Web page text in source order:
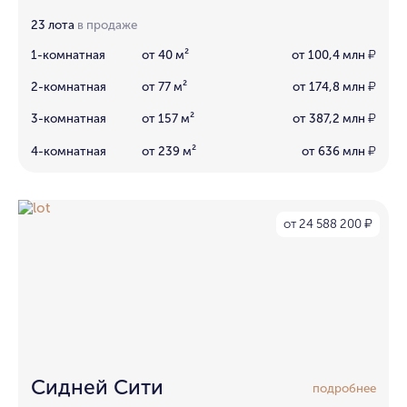
23 лота в продаже
1-комнатная от 40 м² от 100,4 млн ₽
2-комнатная от 77 м² от 174,8 млн ₽
3-комнатная от 157 м² от 387,2 млн ₽
4-комнатная от 239 м² от 636 млн ₽
от 24 588 200 ₽
Сидней Сити подробнее